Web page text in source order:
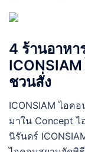
4 ร้านอาหา
ชวนสั่ง
ICONSIAM ไอค
มาใน Concept ไ
นิรันดร์